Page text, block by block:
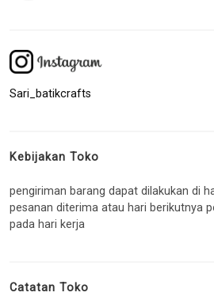
Sari_batikcrafts
Kebijakan Toko
pengiriman barang dapat dilakukan di
pesanan diterima atau hari berikutnya
pada hari kerja
Catatan Toko